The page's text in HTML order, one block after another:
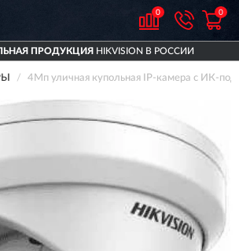
0 0
ПРОДУКЦИЯ HIKVISION В РОССИИ
4Мп уличная купольная IP-камера с ИК-